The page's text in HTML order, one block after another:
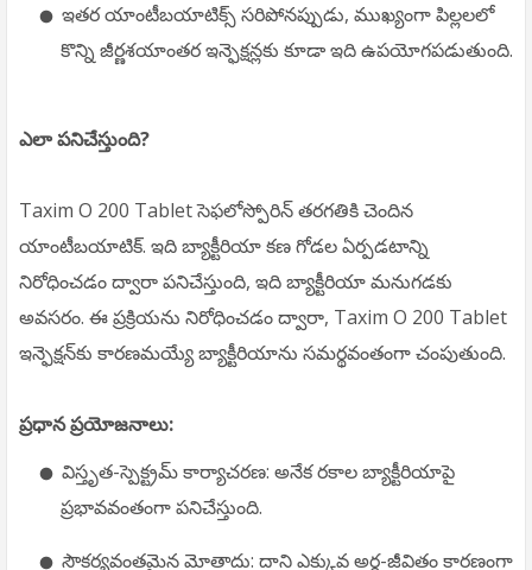
ఇతర యాంటీబయాటిక్స్ సరిపోనప్పుడు, ముఖ్యంగా పిల్లలలో
కొన్ని జీర్ణశయాంతర ఇన్ఫెక్షన్లకు కూడా ఇది ఉపయోగపడుతుంది.
ఎలా పనిచేస్తుంది?
Taxim O 200 Tablet సెఫలోస్పోరిన్ తరగతికి చెందిన
యాంటీబయాటిక్. ఇది బ్యాక్టీరియా కణ గోడల ఏర్పడటాన్ని
నిరోధించడం ద్వారా పనిచేస్తుంది, ఇది బ్యాక్టీరియా మనుగడకు
అవసరం. ఈ ప్రక్రియను నిరోధించడం ద్వారా, Taxim O 200 Tablet
ఇన్ఫెక్షన్‌కు కారణమయ్యే బ్యాక్టీరియాను సమర్థవంతంగా చంపుతుంది.
ప్రధాన ప్రయోజనాలు:
విస్తృత-స్పెక్ట్రమ్ కార్యాచరణ: అనేక రకాల బ్యాక్టీరియాపై
ప్రభావవంతంగా పనిచేస్తుంది.
సౌకర్యవంతమైన మోతాదు: దాని ఎక్కువ అర్ధ-జీవితం కారణంగా